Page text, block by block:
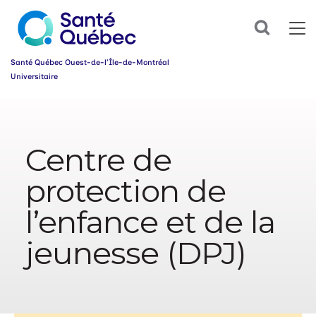
Search
Santé Québec Ouest-de-l’Île-de-Montréal
Universitaire
webCentre de
protection de
l’enfance et de la
jeunesse (DPJ)
Abonnez-
vous
dès
à
notre
santé!
*
Courriel